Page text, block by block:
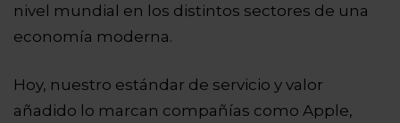
nivel mundial en los distintos sectores de una
economía moderna.
Hoy, nuestro estándar de servicio y valor
añadido lo marcan compañías como Apple,